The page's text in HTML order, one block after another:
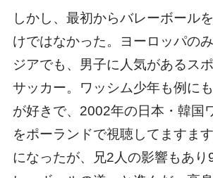
しかし、最初からバレーボール
けではなかった。ヨーロッパの
ジアでも、男子に人気があるス
サッカー。ワッシム少年も例に
が好きで、2002年の日本・韓国
をポーランドで視聴してますます
になったが、兄2人の影響もあり